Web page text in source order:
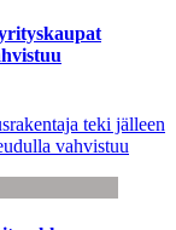
teki jälleen
vahvistuu